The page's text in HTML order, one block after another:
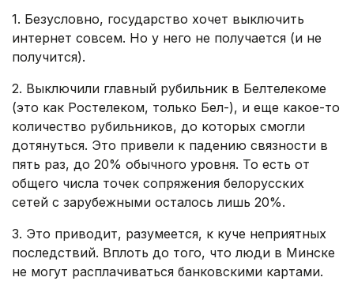
1. Безусловно, государство хочет выключить
интернет совсем. Но у него не получается (и не
получится).
2. Выключили главный рубильник в Белтелекоме
(это как Ростелеком, только Бел-), и еще какое-то
количество рубильников, до которых смогли
дотянуться. Это привели к падению связности в
пять раз, до 20% обычного уровня. То есть от
общего числа точек сопряжения белорусских
сетей с зарубежными осталось лишь 20%.
3. Это приводит, разумеется, к куче неприятных
последствий. Вплоть до того, что люди в Минске
не могут расплачиваться банковскими картами.